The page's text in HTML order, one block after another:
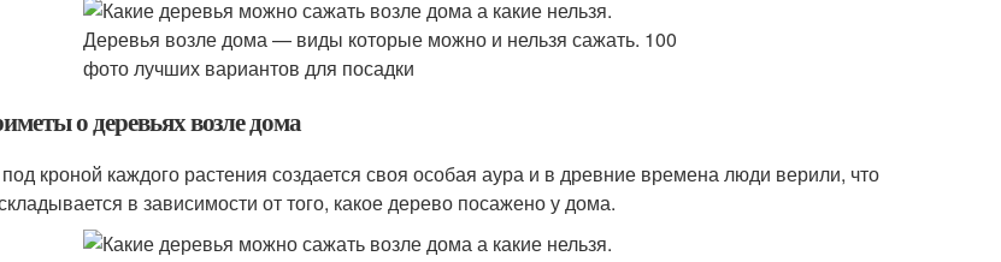
о деревьях возле дома
кроной каждого растения создается своя особая аура и в древние времена люди верили, что
в зависимости от того, какое дерево посажено у дома.